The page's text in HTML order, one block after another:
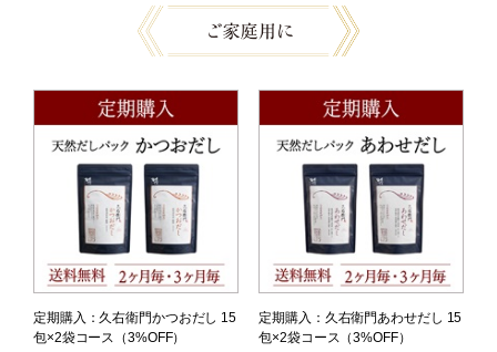
定期購入：久右衛門かつおだし 15
包×2袋コース（3%OFF）
定期購入：久右衛門あわせだし 15
包×2袋コース（3%OFF）